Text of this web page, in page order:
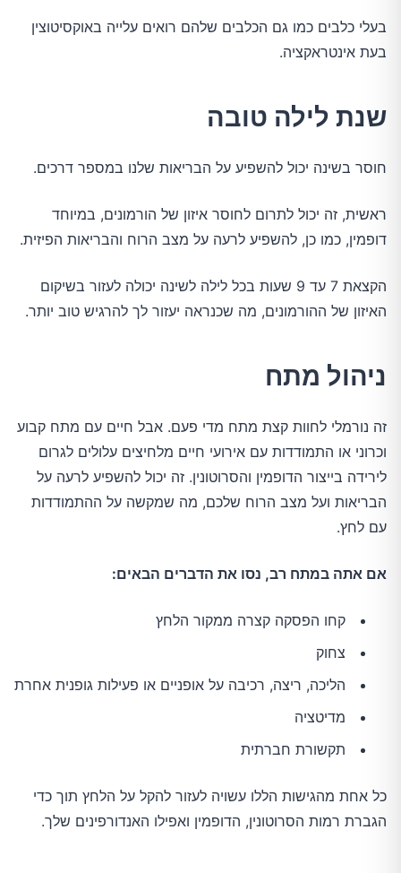
בעלי כלבים כמו גם הכלבים שלהם רואים עלייה באוקסיטוצין
בעת ​​אינטראקציה.
שנת לילה טובה
חוסר בשינה יכול להשפיע על הבריאות שלנו במספר דרכים.
ראשית, זה יכול לתרום לחוסר איזון של הורמונים, במיוחד
דופמין, כמו כן, להשפיע לרעה על מצב הרוח והבריאות הפיזית.
הקצאת 7 עד 9 שעות בכל לילה לשינה יכולה לעזור בשיקום
האיזון של ההורמונים, מה שכנראה יעזור לך להרגיש טוב יותר.
ניהול מתח
זה נורמלי לחוות קצת מתח מדי פעם. אבל חיים עם מתח קבוע
וכרוני או התמודדות עם אירועי חיים מלחיצים עלולים לגרום
לירידה בייצור הדופמין והסרוטונין. זה יכול להשפיע לרעה על
הבריאות ועל מצב הרוח שלכם, מה שמקשה על ההתמודדות
עם לחץ.
אם אתה במתח רב, נסו את הדברים הבאים:
קחו הפסקה קצרה ממקור הלחץ
צחוק
הליכה, ריצה, רכיבה על אופניים או פעילות גופנית אחרת
מדיטציה
תקשורת חברתית
כל אחת מהגישות הללו עשויה לעזור להקל על הלחץ תוך כדי
הגברת רמות הסרוטונין, הדופמין ואפילו האנדורפינים שלך.